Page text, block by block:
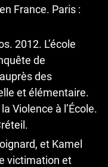
France. Paris :
2012. L’école
de
des
et élémentaire.
Violence à l’École.
et Kamel
victimation et